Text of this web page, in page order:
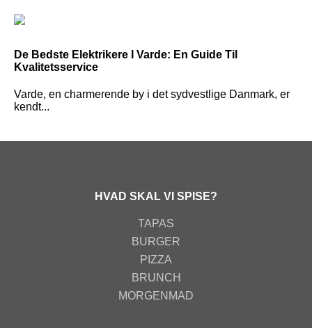
De Bedste Elektrikere I Varde: En Guide Til
Kvalitetsservice
Varde, en charmerende by i det sydvestlige Danmark, er
kendt...
HVAD SKAL VI SPISE?
TAPAS
BURGER
PIZZA
BRUNCH
MORGENMAD